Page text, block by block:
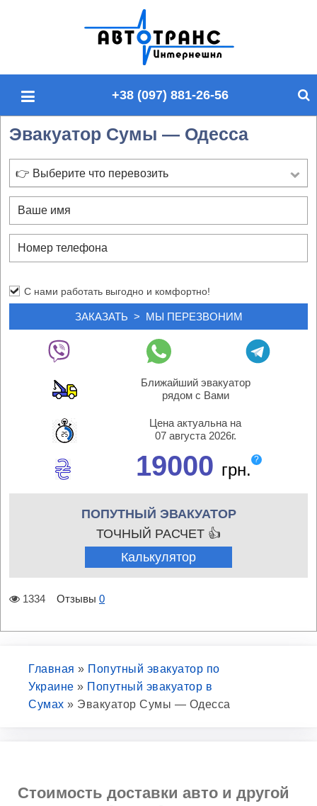
п
й
у
+38 (097) 881-26-56
Эвакуатор Сумы — Одесса
👉 Выберите что перевозить
С нами работать выгодно и комфортно!
Ближайший эвакуатор
рядом с Вами
Цена актуальна на
07 августа 2026г.
19000 грн.
?
ПОПУТНЫЙ ЭВАКУАТОР
ТОЧНЫЙ РАСЧЕТ 👍
Калькулятор
1334 Отзывы 0
Главная » Попутный эвакуатор по
Украине » Попутный эвакуатор в
Сумах » Эвакуатор Сумы — Одесса
Стоимость доставки авто и другой